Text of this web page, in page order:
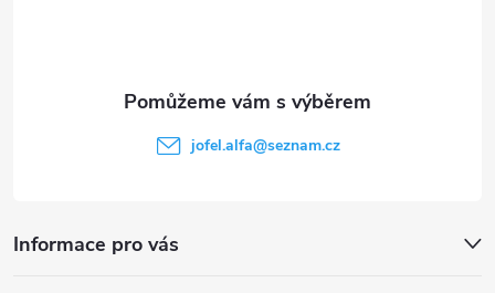
Informace pro vás
jofel.alfa@seznam.cz